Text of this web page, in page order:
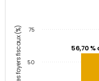
Part des foyers fiscaux (%)
56,70 %
50
75